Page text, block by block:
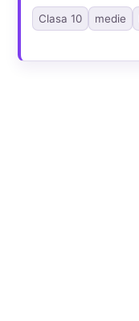
Clasa 10 medie